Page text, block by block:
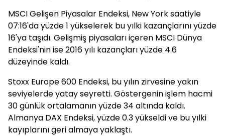
MSCI Gelişen Piyasalar Endeksi, New York saatiyle
07:16'da yüzde 1 yükselerek bu yılki kazançlarını yüzde
16'ya taşıdı. Gelişmiş piyasaları içeren MSCI Dünya
Endeksi'nin ise 2016 yılı kazançları yüzde 4.6
düzeyinde kaldı.
Stoxx Europe 600 Endeksi, bu yılın zirvesine yakın
seviyelerde yatay seyretti. Göstergenin işlem hacmi
30 günlük ortalamanın yüzde 34 altında kaldı.
Almanya DAX Endeksi, yüzde 0.3 yükseldi ve bu yılki
kayıplarını geri almaya yaklaştı.